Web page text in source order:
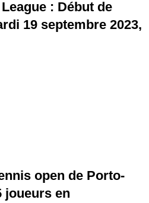
: Début de
19 septembre 2023,
open de Porto-
joueurs en